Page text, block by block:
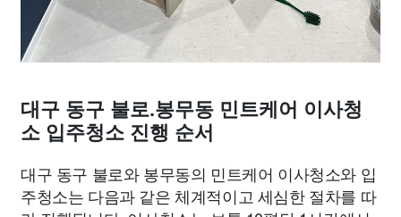
대구 동구 불로.봉무동 민트케어 이사청
소 입주청소 진행 순서
대구 동구 불로와 봉무동의 민트케어 이사청소와 입
주청소는 다음과 같은 체계적이고 세심한 절차를 따